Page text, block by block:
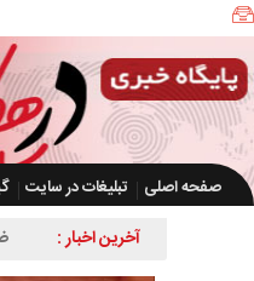
صفحه اصلی تبلیغات در سایت
آخرین اخبار :